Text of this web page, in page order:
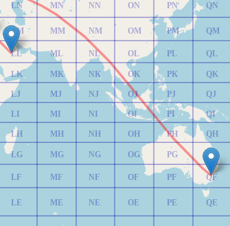
LE
LF
LG
LH
LI
LJ
LK
LL
LM
LN
ME
MF
MG
MH
MI
MJ
MK
ML
MM
MN
NE
NF
NG
NH
NI
NJ
NK
NL
NM
NN
OE
OF
OG
OH
OI
OJ
OK
OL
OM
ON
PE
PF
PG
PH
PI
PJ
PK
PL
PM
PN
QE
QF
QG
QH
QI
QJ
QK
QL
QM
QN